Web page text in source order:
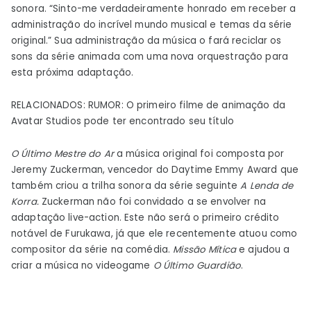
sonora. “Sinto-me verdadeiramente honrado em receber a
administração do incrível mundo musical e temas da série
original.” Sua administração da música o fará reciclar os
sons da série animada com uma nova orquestração para
esta próxima adaptação.
RELACIONADOS: RUMOR: O primeiro filme de animação da
Avatar Studios pode ter encontrado seu título
O Último Mestre do Ara música original foi composta por
Jeremy Zuckerman, vencedor do Daytime Emmy Award que
também criou a trilha sonora da série seguinteA Lenda de
Korra. Zuckerman não foi convidado a se envolver na
adaptação live-action. Este não será o primeiro crédito
notável de Furukawa, já que ele recentemente atuou como
compositor da série na comédia. Missão Míticae ajudou a
criar a música no videogame O Último Guardião.